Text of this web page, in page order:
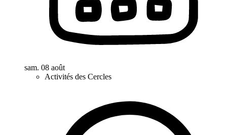
sam. 08 août
Activités des Cercles